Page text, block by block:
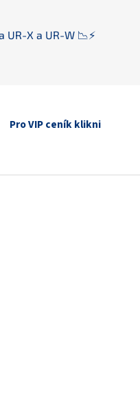
UR-X a UR-W 📉⚡️
Pro VIP ceník klikni